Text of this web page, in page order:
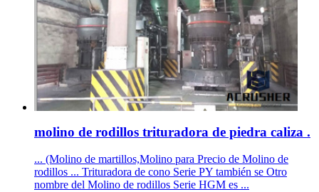
molino de rodillos trituradora de piedra caliza .
... (Molino de martillos,Molino para Precio de Molino de
rodillos ... Trituradora de cono Serie PY también se Otro
nombre del Molino de rodillos Serie HGM es ...